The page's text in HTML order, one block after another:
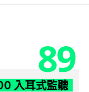
89
入耳式監聽